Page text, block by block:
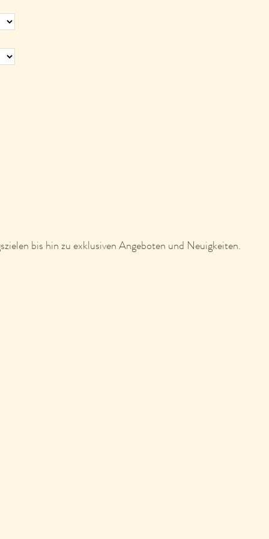
bis hin zu exklusiven Angeboten und Neuigkeiten.